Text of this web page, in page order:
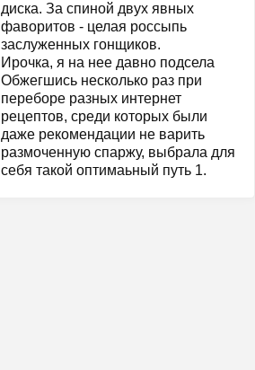
диска. За спиной двух явных
фаворитов - целая россыпь
заслуженных гонщиков.
Ирочка, я на нее давно подсела
Обжегшись несколько раз при
переборе разных интернет
рецептов, среди которых были
даже рекомендации не варить
размоченную спаржу, выбрала для
себя такой оптимаьный путь 1.